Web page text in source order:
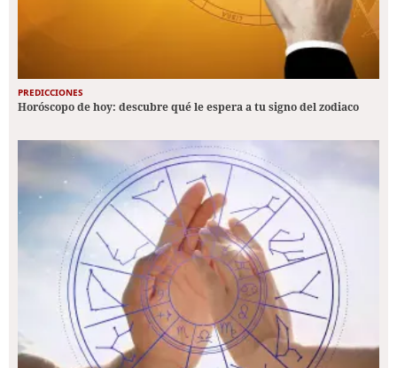
PREDICCIONES
Horóscopo de hoy: descubre qué le espera a tu signo del zodiaco